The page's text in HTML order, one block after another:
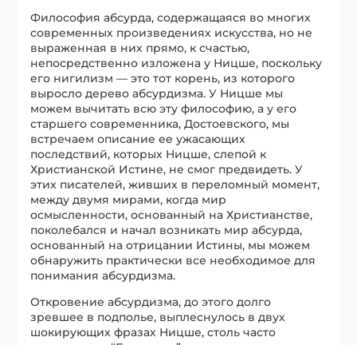
Философия абсурда, содержащаяся во многих
современных произведениях искусства, но не
выраженная в них прямо, к счастью,
непосредственно изложена у Ницше, поскольку
его нигилизм — это тот корень, из которого
выросло дерево абсурдизма. У Ницше мы
можем вычитать всю эту философию, а у его
старшего современника, Достоевского, мы
встречаем описание ее ужасающих
последствий, которых Ницше, слепой к
Христианской Истине, не смог предвидеть. У
этих писателей, живших в переломный момент,
между двумя мирами, когда мир
осмысленности, основанный на Христианстве,
поколебался и начал возникать мир абсурда,
основанный на отрицании Истины, мы можем
обнаружить практически все необходимое для
понимания абсурдизма.
Откровение абсурдизма, до этого долго
зревшее в подполье, выплеснулось в двух
шокирующих фразах Ницше, столь часто